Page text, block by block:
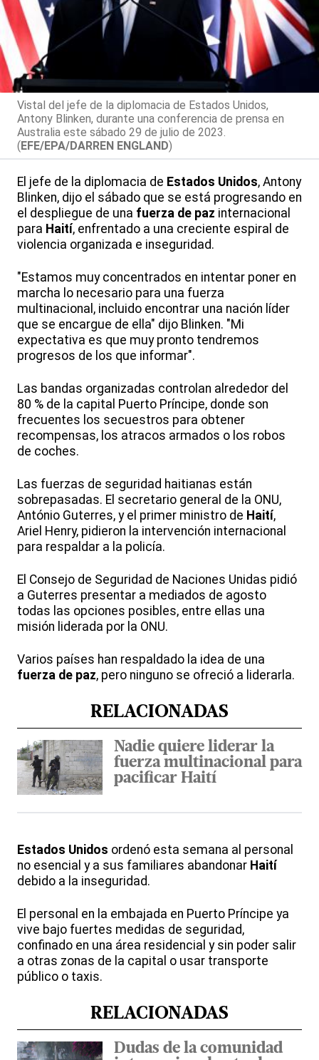
Vistal del jefe de la diplomacia de Estados Unidos,
Antony Blinken, durante una conferencia de prensa en
Australia este sábado 29 de julio de 2023.
(EFE/EPA/DARREN ENGLAND)
El jefe de la diplomacia de Estados Unidos, Antony
Blinken, dijo el sábado que se está progresando en
el despliegue de una fuerza de paz internacional
para Haití, enfrentado a una creciente espiral de
violencia organizada e inseguridad.
"Estamos muy concentrados en intentar poner en
marcha lo necesario para una fuerza
multinacional, incluido encontrar una nación líder
que se encargue de ella" dijo Blinken. "Mi
expectativa es que muy pronto tendremos
progresos de los que informar".
Las bandas organizadas controlan alrededor del
80 % de la capital Puerto Príncipe, donde son
frecuentes los secuestros para obtener
recompensas, los atracos armados o los robos
de coches.
Las fuerzas de seguridad haitianas están
sobrepasadas. El secretario general de la ONU,
António Guterres, y el primer ministro de Haití,
Ariel Henry, pidieron la intervención internacional
para respaldar a la policía.
El Consejo de Seguridad de Naciones Unidas pidió
a Guterres presentar a mediados de agosto
todas las opciones posibles, entre ellas una
misión liderada por la ONU.
Varios países han respaldado la idea de una
fuerza de paz, pero ninguno se ofreció a liderarla.
RELACIONADAS
Nadie quiere liderar la
fuerza multinacional para
pacificar Haití
Estados Unidos ordenó esta semana al personal
no esencial y a sus familiares abandonar Haití
debido a la inseguridad.
El personal en la embajada en Puerto Príncipe ya
vive bajo fuertes medidas de seguridad,
confinado en una área residencial y sin poder salir
a otras zonas de la capital o usar transporte
público o taxis.
RELACIONADAS
Dudas de la comunidad